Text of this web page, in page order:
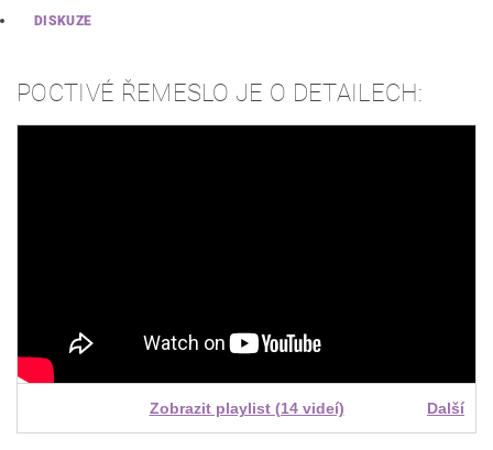
DISKUZE
POCTIVÉ ŘEMESLO JE O DETAILECH:
Zobrazit playlist (14 videí) Další